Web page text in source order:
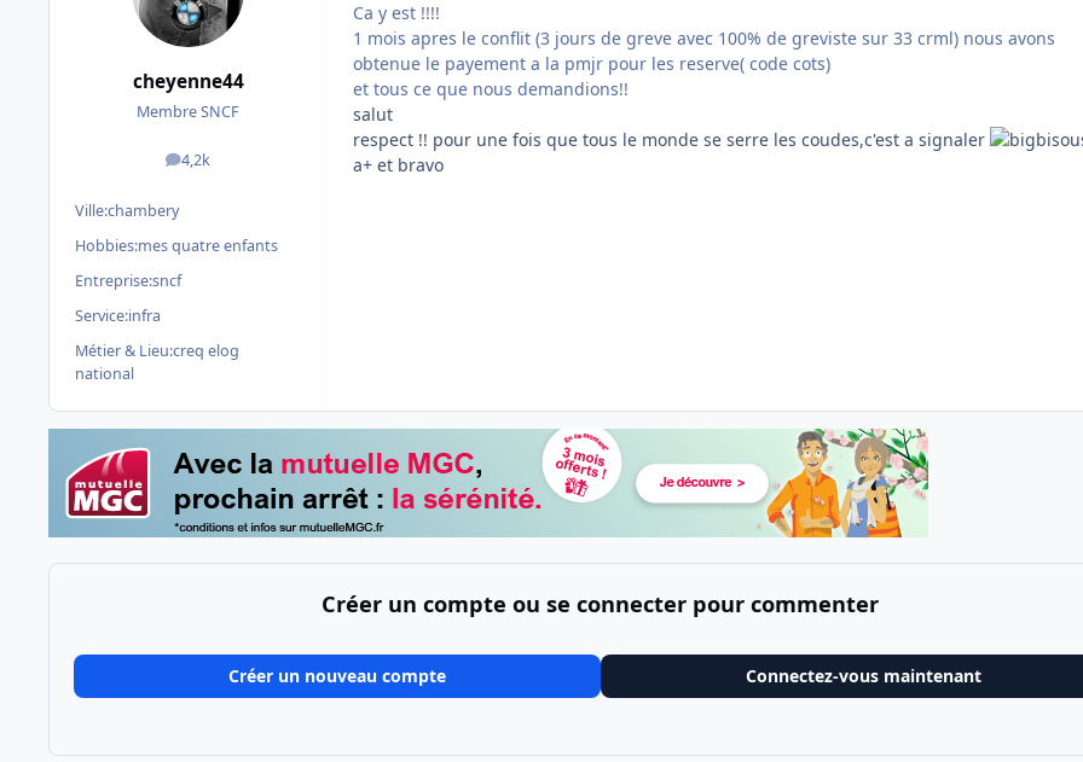
cheyenne44
Membre SNCF
4,2k
messages
Ville:chambery
Hobbies:mes quatre enfants
Entreprise:sncf
Service:infra
Métier & Lieu:creq elog
national
Ca y est !!!!
1 mois apres le conflit (3 jours de greve avec 100% de greviste sur 33 crml) nous avons
obtenue le payement a la pmjr pour les reserve( code cots)
et tous ce que nous demandions!!
salut
respect !! pour une fois que tous le monde se serre les coudes,c'est a signaler
a+ et bravo
Créer un compte ou se connecter pour commenter
Créer un nouveau compte Connectez-vous maintenant